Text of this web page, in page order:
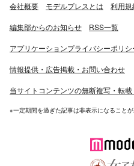
会社概要 モデルプレスとは 利用規
編集部からのお知らせ RSS一覧
アプリケーションプライバシーポリシ
情報提供・広告掲載・お問い合わせ
当サイトコンテンツの無断複写・転
※一定期間を過ぎた記事は非表示になること